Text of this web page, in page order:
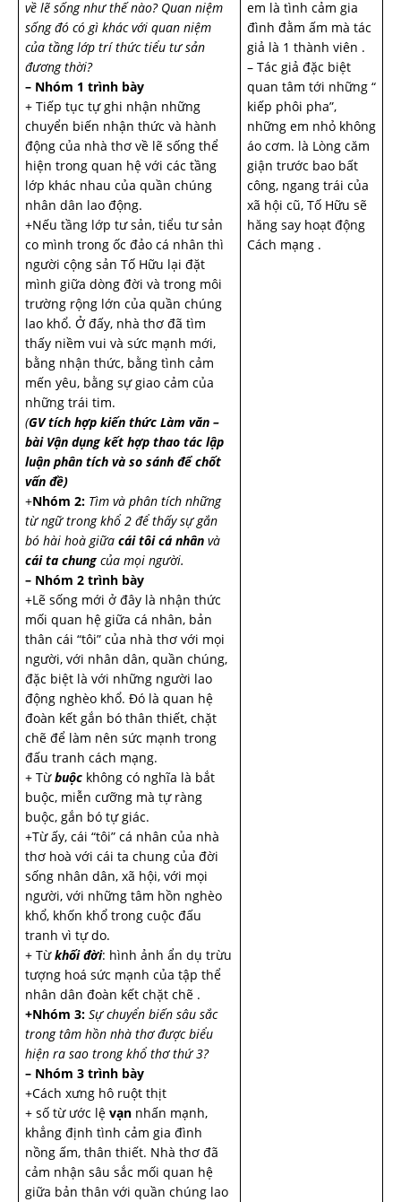
về lẽ sống như thế nào? Quan niệm
sống đó có gì khác với quan niệm
của tầng lớp trí thức tiểu tư sản
đương thời?
– Nhóm 1 trình bày
+ Tiếp tục tự ghi nhận những
chuyển biến nhận thức và hành
động của nhà thơ về lẽ sống thể
hiện trong quan hệ với các tầng
lớp khác nhau của quần chúng
nhân dân lao động.
+Nếu tầng lớp tư sản, tiểu tư sản
co mình trong ốc đảo cá nhân thì
người cộng sản Tố Hữu lại đặt
mình giữa dòng đời và trong môi
trường rộng lớn của quần chúng
lao khổ. Ở đấy, nhà thơ đã tìm
thấy niềm vui và sức mạnh mới,
bằng nhận thức, bằng tình cảm
mến yêu, bằng sự giao cảm của
những trái tim.
(GV tích hợp kiến thức Làm văn –
bài Vận dụng kết hợp thao tác lập
luận phân tích và so sánh để chốt
vấn đề)
+Nhóm 2: Tìm và phân tích những
từ ngữ trong khổ 2 để thấy sự gắn
bó hài hoà giữa cái tôi cá nhân và
cái ta chung của mọi người.
– Nhóm 2 trình bày
+Lẽ sống mới ở đây là nhận thức
mối quan hệ giữa cá nhân, bản
thân cái “tôi” của nhà thơ với mọi
người, với nhân dân, quần chúng,
đặc biệt là với những người lao
động nghèo khổ. Đó là quan hệ
đoàn kết gắn bó thân thiết, chặt
chẽ để làm nên sức mạnh trong
đấu tranh cách mạng.
+ Từbuộc không có nghĩa là bắt
buộc, miễn cưỡng mà tự ràng
buộc, gắn bó tự giác.
+Từ ấy, cái “tôi” cá nhân của nhà
thơ hoà với cái ta chung của đời
sống nhân dân, xã hội, với mọi
người, với những tâm hồn nghèo
khổ, khốn khổ trong cuộc đấu
tranh vì tự do.
+ Từkhối đời: hình ảnh ẩn dụ trừu
tượng hoá sức mạnh của tập thể
nhân dân đoàn kết chặt chẽ .
+Nhóm 3: Sự chuyển biến sâu sắc
trong tâm hồn nhà thơ được biểu
hiện ra sao trong khổ thơ thứ 3?
– Nhóm 3 trình bày
+Cách xưng hô ruột thịt
+ số từ ước lệ vạn nhấn mạnh,
khẳng định tình cảm gia đình
nồng ấm, thân thiết. Nhà thơ đã
cảm nhận sâu sắc mối quan hệ
giữa bản thân với quần chúng lao
em là tình cảm gia
đình đằm ấm mà tác
giả là 1 thành viên .
– Tác giả đặc biệt
quan tâm tới những “
kiếp phôi pha”,
những em nhỏ không
áo cơm. là Lòng căm
giận trước bao bất
công, ngang trái của
xã hội cũ, Tố Hữu sẽ
hăng say hoạt động
Cách mạng .